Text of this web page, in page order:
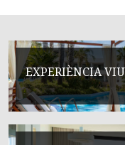
EXPERIÈNCIA